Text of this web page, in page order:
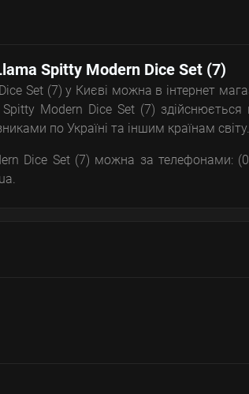
Spitty Modern Dice Set (7)
Set (7) у Києві можна в інтернет
Modern Dice Set (7)
по Україні та іншим країнам світу.
Dice Set (7) можна за телефонами: